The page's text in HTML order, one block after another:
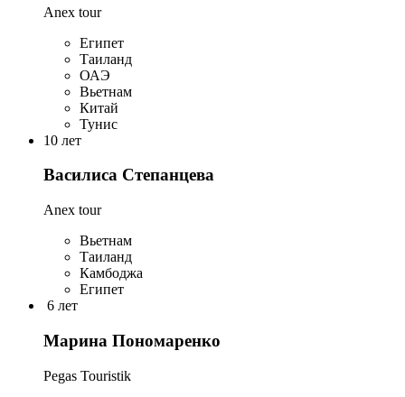
Anex tour
Египет
Таиланд
ОАЭ
Вьетнам
Китай
Тунис
10 лет
Василиса Степанцева
Anex tour
Вьетнам
Таиланд
Камбоджа
Египет
6 лет
Марина Пономаренко
Pegas Touristik